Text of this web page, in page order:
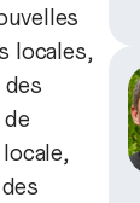
locales,